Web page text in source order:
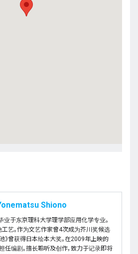
Shiono
业于东京理科大学理学部应用化学专业。
工艺。作为文艺作家曾4次成为芥川奖候选
》曾获得日本绘本大奖。在2009年上映的
任编剧。擅长聆听及创作，致力于记录即将